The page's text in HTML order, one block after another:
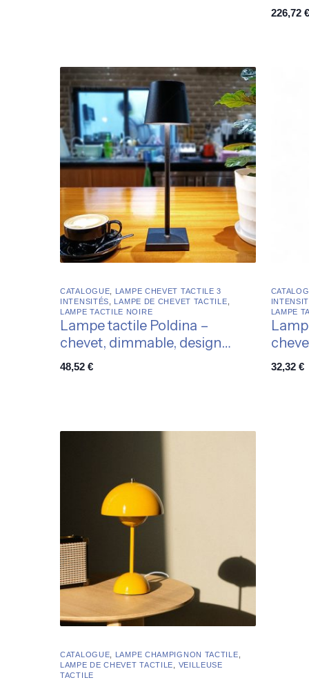
226,72 €
CATALOGUE
LAMPE CHEVET TACTILE 3
INTENSITÉS
LAMPE DE CHEVET TACTILE
LAMPE TACTILE NOIRE
Lampe tactile Poldina –
chevet, dimmable, design
élégant
48,52 €
LAMPE
32,32 €
CATALOGUE LAMPE CHAMPIGNON TACTILE
LAMPE DE CHEVET TACTILE
VEILLEUSE
TACTILE